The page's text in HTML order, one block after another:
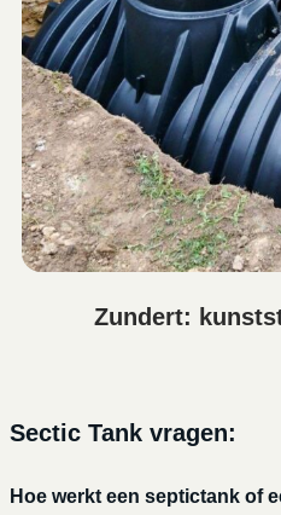
Zundert:
Sectic Tank vragen:
Hoe werkt een septictank of